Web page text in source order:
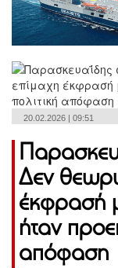
20.02.2026 | 09:51
Δεν
έκφρασή
ήταν
απόφαση